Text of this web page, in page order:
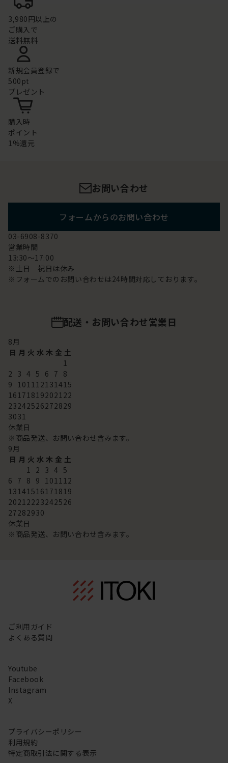
3,980円以上の
ご購入で
送料無料
新規会員登録で
500pt
プレゼント
購入時
ポイント
1%還元
お問い合わせ
フォームからのお問い合わせ
03-6908-8370
営業時間
13:30～17:00
※土日 祝日は休み
※フォームでのお問い合わせは24時間対応しております。
配送・お問い合わせ営業日
8月
日 月 火 水 木 金 土
1
2 3 4 5 6 7 8
9 101112131415
16171819202122
23242526272829
3031
休業日
※商品発送、お問い合わせ含みます。
9月
日 月 火 水 木 金 土
1 2 3 4 5
6 7 8 9 101112
13141516171819
20212223242526
27282930
休業日
※商品発送、お問い合わせ含みます。
ご利用ガイド
よくある質問
Youtube
Facebook
Instagram
X
プライバシーポリシー
利用規約
特定商取引法に関する表示